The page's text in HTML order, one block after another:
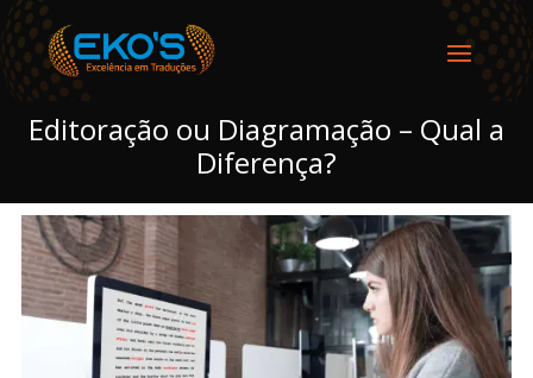
Editoração ou Diagramação – Qual a
Diferença?